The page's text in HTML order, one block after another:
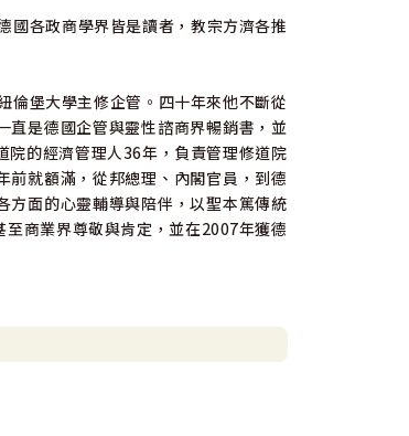
國各政商學界皆是讀者，教宗方濟各推
倫堡大學主修企管。四十年來他不斷從
是德國企管與靈性諮商界暢銷書，並
院的經濟管理人36年，負責管理修道院
就額滿，從邦總理、內閣官員，到德
方面的心靈輔導與陪伴，以聖本篤傳統
商業界尊敬與肯定，並在2007年獲德